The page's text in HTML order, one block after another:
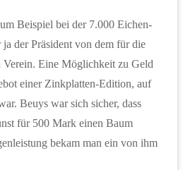
Beispiel bei der 7.000 Eichen-
der Präsident von dem für die
Verein. Eine Möglichkeit zu Geld
einer Zinkplatten-Edition, auf
Beuys war sich sicher, dass
für 500 Mark einen Baum
bekam man ein von ihm